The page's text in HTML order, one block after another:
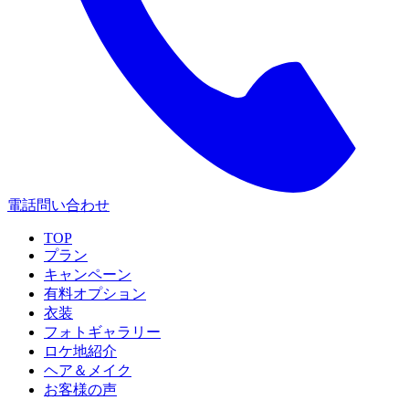
電話問い合わせ
TOP
プラン
キャンペーン
有料オプション
衣装
フォトギャラリー
ロケ地紹介
ヘア＆メイク
お客様の声